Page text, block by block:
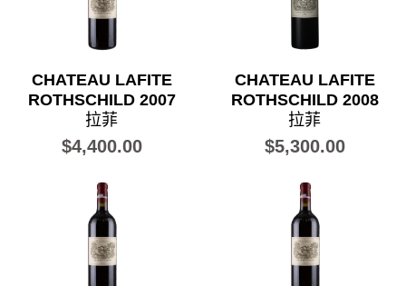
CHATEAU LAFITE
ROTHSCHILD 2007
拉菲
$4,400.00
CHATEAU LAFITE
ROTHSCHILD 2008
拉菲
$5,300.00